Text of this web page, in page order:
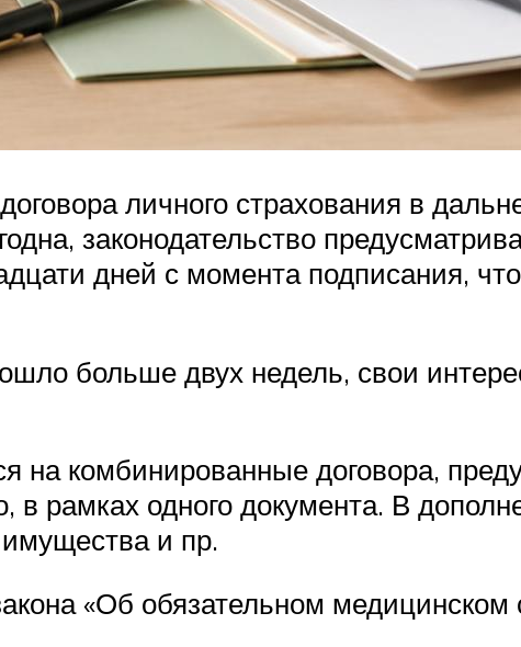
личного страхования в
законодательство
дней с момента подписания,
больше двух недель, свои
на комбинированные договора,
в рамках одного документа. В
и пр.
«Об обязательном